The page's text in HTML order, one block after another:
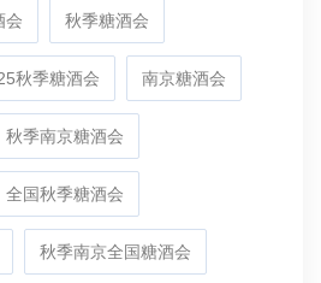
会 秋季糖酒会
秋季糖酒会 南京糖酒会
秋季南京糖酒会
全国秋季糖酒会
秋季南京全国糖酒会